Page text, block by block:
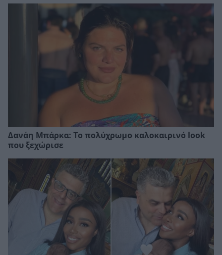
Δανάη Μπάρκα: Το πολύχρωμο καλοκαιρινό look
που ξεχώρισε